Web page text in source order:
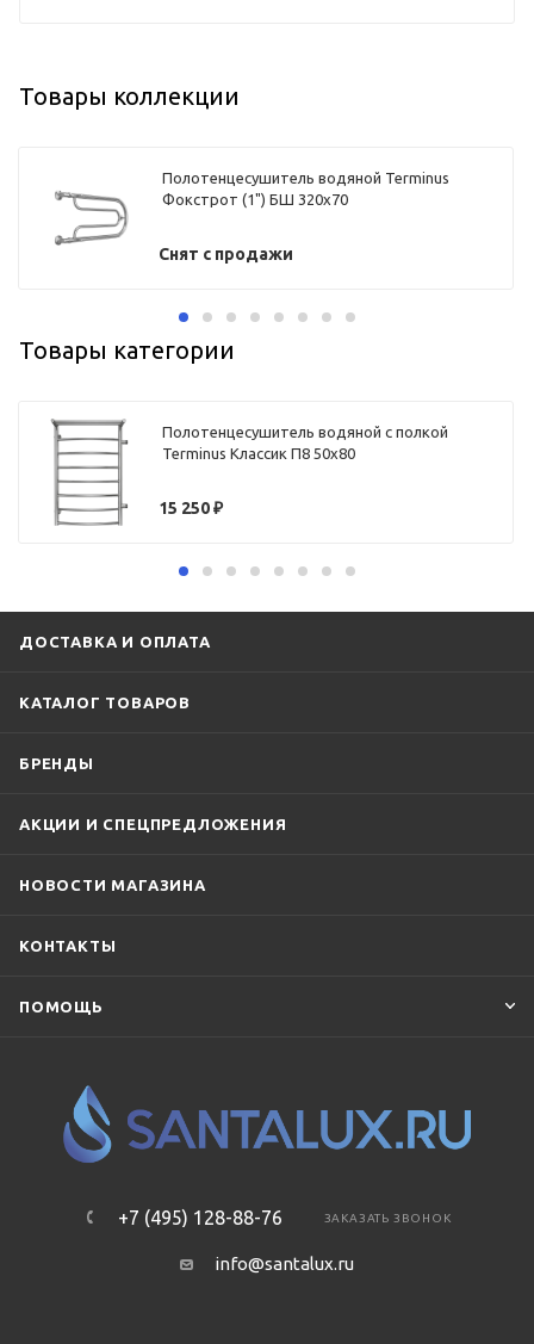
Товары коллекции
Полотенцесушитель водяной Terminus
Фокстрот (1") БШ 320х70
Снят с продажи
Товары категории
Полотенцесушитель водяной с полкой
Terminus Классик П8 50х80
15 250₽
ДОСТАВКА И ОПЛАТА
КАТАЛОГ ТОВАРОВ
БРЕНДЫ
АКЦИИ И СПЕЦПРЕДЛОЖЕНИЯ
НОВОСТИ МАГАЗИНА
КОНТАКТЫ
ПОМОЩЬ
+7 (495) 128-88-76 ЗАКАЗАТЬ ЗВОНОК
info@santalux.ru